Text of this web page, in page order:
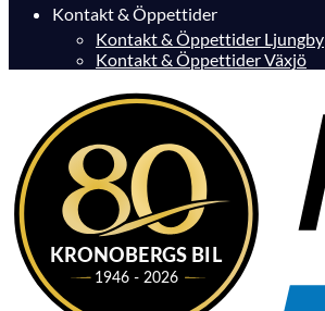
Kontakt & Öppettider
Kontakt & Öppettider Ljungby
Kontakt & Öppettider Växjö